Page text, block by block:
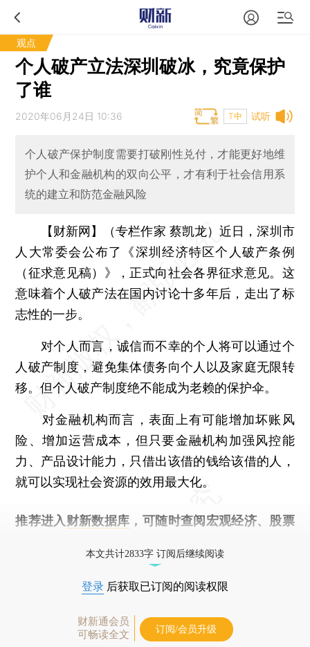
观点
个人破产立法深圳破冰，究竟保护
了谁
试听
2020年06月24日 10:36 T中
个人破产保护制度需要打破刚性兑付，才能更好地维
护个人和金融机构的双向公平，才有利于社会信用系
统的建立和防范金融风险
【财新网】（专栏作家 蔡凯龙）近日，深圳市
人大常委会公布了《深圳经济特区个人破产条例
（征求意见稿）》，正式向社会各界征求意见。这
意味着个人破产法在国内讨论十多年后，走出了标
志性的一步。
对个人而言，诚信而不幸的个人将可以通过个
人破产制度，避免集体债务向个人以及家庭无限转
移。但个人破产制度绝不能成为老赖的保护伞。
对金融机构而言，表面上有可能增加坏账风
险、增加运营成本，但只要金融机构加强风控能
力、产品设计能力，只借出该借的钱给该借的人，
就可以实现社会资源的效用最大化。
推荐进入 财新数据库 ，可随时查阅宏观经济、股票
本文共计2833字 订阅后继续阅读
登录 后获取已订阅的阅读权限
财新通会员
可畅读全文
订阅/会员升级